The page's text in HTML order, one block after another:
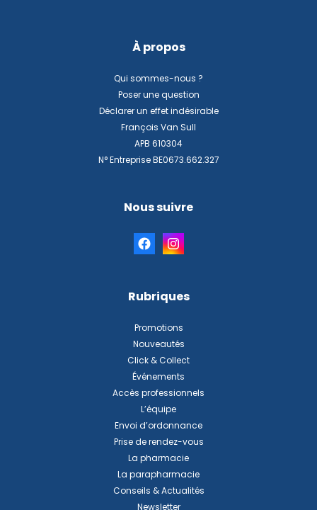
À propos
Qui sommes-nous ?
Poser une question
Déclarer un effet indésirable
François Van Sull
APB 610304
N° Entreprise BE0673.662.327
Nous suivre
Rubriques
Promotions
Nouveautés
Click & Collect
Événements
Accès professionnels
L’équipe
Envoi d’ordonnance
Prise de rendez-vous
La pharmacie
La parapharmacie
Conseils & Actualités
Newsletter